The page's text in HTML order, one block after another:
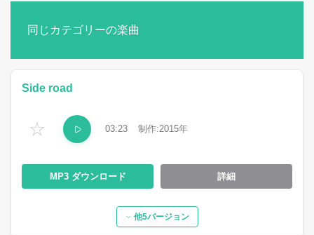
同じカテゴリーの楽曲
☆
Side road
03:23 2015
MP3 詳細
他5バージョン